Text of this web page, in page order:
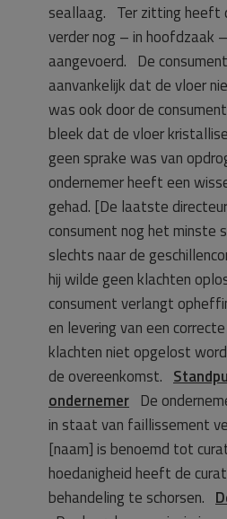
seallaag. Ter zitting heeft
verder nog – in hoofdzaak
aangevoerd. De
aanvankelijk dat de vloer
was ook door de
bleek dat de vloer
geen sprake was van
ondernemer heeft een
gehad. [De laatste
consument nog het minste
slechts naar de
hij wilde geen klachten
consument verlangt
en levering van een
klachten niet opgelost
de overeenkomst.
ondernemer De
in staat van faillissement
[naam] is benoemd tot
hoedanigheid heeft de
behandeling te schorsen.